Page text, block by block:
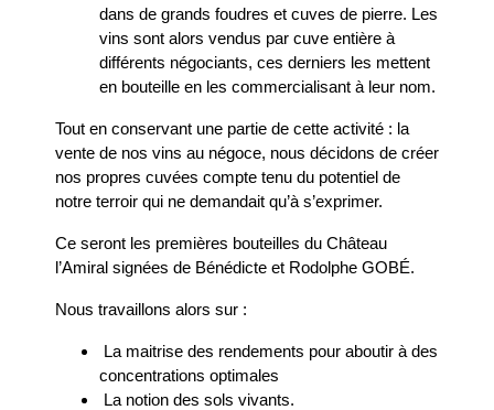
dans de grands foudres et cuves de pierre. Les
vins sont alors vendus par cuve entière à
différents négociants, ces derniers les mettent
en bouteille en les commercialisant à leur nom.
Tout en conservant une partie de cette activité : la
vente de nos vins au négoce, nous décidons de créer
nos propres cuvées compte tenu du potentiel de
notre terroir qui ne demandait qu’à s’exprimer.
Ce seront les premières bouteilles du Château
l’Amiral signées de Bénédicte et Rodolphe GOBÉ.
Nous travaillons alors sur :
La maitrise des rendements pour aboutir à des
concentrations optimales
La notion des sols vivants.